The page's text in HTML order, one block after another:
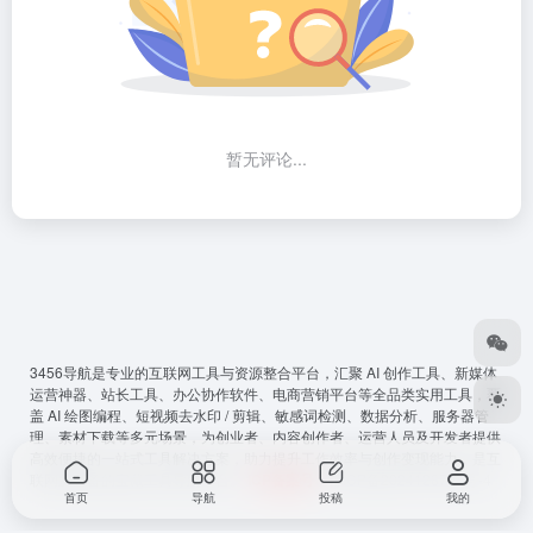
暂无评论...
3456导航是专业的互联网工具与资源整合平台，汇聚 AI 创作工具、新媒体
运营神器、站长工具、办公协作软件、电商营销平台等全品类实用工具，覆
盖 AI 绘图编程、短视频去水印 / 剪辑、敏感词检测、数据分析、服务器管
理、素材下载等多元场景，为创业者、内容创作者、运营人员及开发者提供
高效便捷的一站式工具解决方案，助力提升工作效率与创作变现能力，是互
联网从必备的宝藏工具导航平台。
：鲁ICP备2024128794号-4
首页 导航 投稿 我的